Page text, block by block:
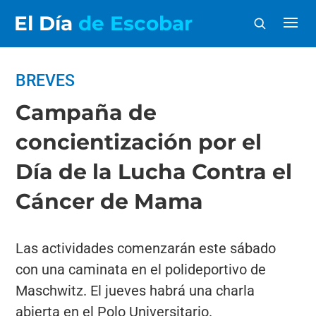
El Día de Escobar
BREVES
Campaña de
concientización por el
Día de la Lucha Contra el
Cáncer de Mama
Las actividades comenzarán este sábado
con una caminata en el polideportivo de
Maschwitz. El jueves habrá una charla
abierta en el Polo Universitario.